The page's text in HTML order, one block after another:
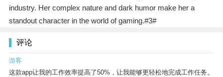
industry. Her complex nature and dark humor make her a
standout character in the world of gaming.#3#
评论
游客
这款app让我的工作效率提高了50%，让我能够更轻松地完成工作任务。